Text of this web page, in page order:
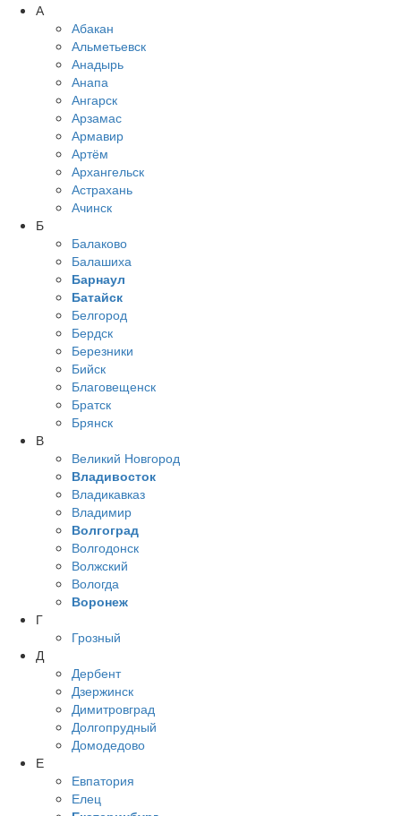
А
Абакан
Альметьевск
Анадырь
Анапа
Ангарск
Арзамас
Армавир
Артём
Архангельск
Астрахань
Ачинск
Б
Балаково
Балашиха
Барнаул
Батайск
Белгород
Бердск
Березники
Бийск
Благовещенск
Братск
Брянск
В
Великий Новгород
Владивосток
Владикавказ
Владимир
Волгоград
Волгодонск
Волжский
Вологда
Воронеж
Г
Грозный
Д
Дербент
Дзержинск
Димитровград
Долгопрудный
Домодедово
Е
Евпатория
Елец